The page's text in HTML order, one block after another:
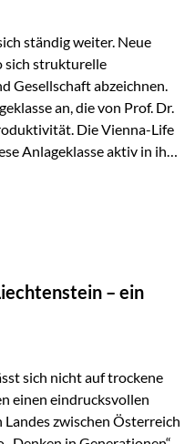
ständig weiter. Neue
sich strukturelle
Gesellschaft abzeichnen.
an, die von Prof. Dr.
Die Vienna-Life
Anlageklasse aktiv in ihre
Produktivität setzen? Die
die Spielregeln für
genau diese
Wachstum
entsteht, also
mehr…
– ein
sich nicht auf trockene
einen eindrucksvollen
Landes zwischen Österreich